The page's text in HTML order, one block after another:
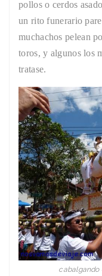
pollos o cerdos
un rito funerario
muchachos pelean
toros, y algunos los
tratase.
cabalgando